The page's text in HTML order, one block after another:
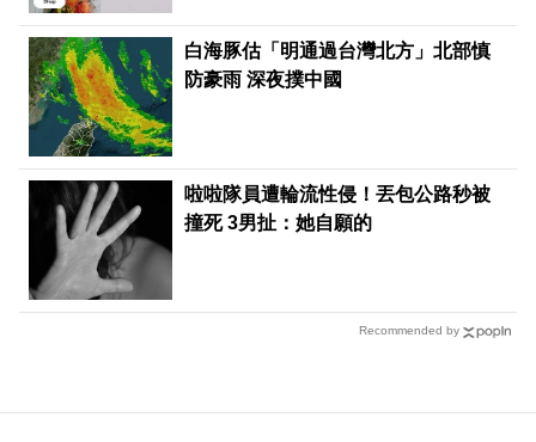
白海豚估「明通過台灣北方」北部慎
防豪雨 深夜撲中國
啦啦隊員遭輪流性侵！丟包公路秒被
撞死 3男扯：她自願的
Recommended by